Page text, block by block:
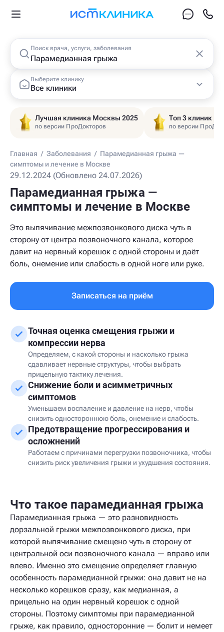
Поиск врача, услуги, заболевания
Выберите клинику
Все клиники
Лучшая клиника Москвы 2025
по версии ПроДокторов
Топ 3 клиник
по версии
Главная / Заболевания / Парамедианная грыжа —
симптомы и лечение в Москве
29.12.2024 (Обновлено 24.07.2026)
Парамедианная грыжа —
симптомы и лечение в Москве
Это выпячивание межпозвонкового диска чуть в
сторону от центра позвоночного канала, которое
давит на нервный корешок с одной стороны и даёт
боль, онемение или слабость в одной ноге или руке.
Записаться на приём
Точная оценка смещения грыжи и
компрессии нерва
Определяем, с какой стороны и насколько грыжа
сдавливает нервные структуры, чтобы выбрать
прицельную тактику лечения.
Снижение боли и асимметричных
симптомов
Уменьшаем воспаление и давление на нерв, чтобы
снизить одностороннюю боль, онемение и слабость.
Предотвращение прогрессирования и
осложнений
Работаем с причинами перегрузки позвоночника, чтобы
снизить риск увеличения грыжи и ухудшения состояния.
Что такое парамедианная грыжа
Парамедианная грыжа — это разновидность
дорзальной грыжи межпозвонкового диска, при
которой выпячивание смещено чуть в сторону от
центральной оси позвоночного канала — вправо или
влево. Именно это смещение определяет главную
особенность парамедианной грыжи: она давит не на
несколько корешков сразу, как медианная, а
прицельно на один нервный корешок с одной
стороны. Поэтому симптомы при парамедианной
грыже, как правило, односторонние — болит и немеет